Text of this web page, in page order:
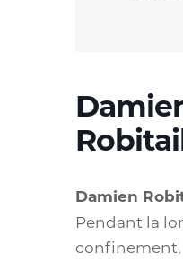
Damien
Pendant la